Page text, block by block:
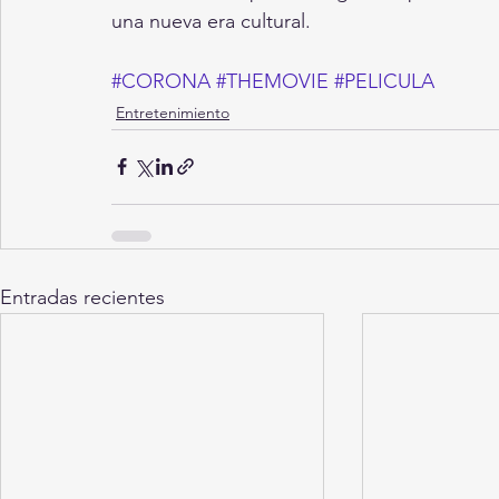
una nueva era cultural.
#CORONA #THEMOVIE #PELICULA
Entretenimiento
Entradas recientes